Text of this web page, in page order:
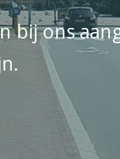
bij ons